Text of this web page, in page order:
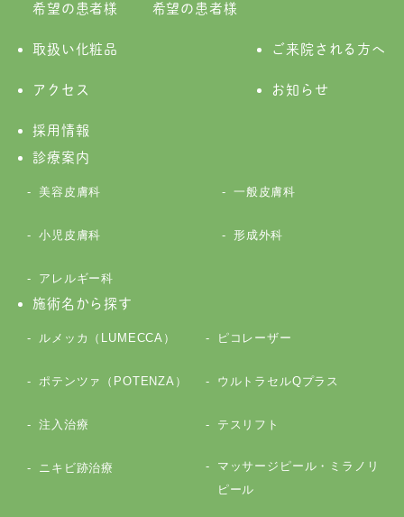
希望の患者様
希望の患者様
取扱い化粧品 ご来院される方へ
アクセス お知らせ
採用情報
診療案内
美容皮膚科 一般皮膚科
小児皮膚科 形成外科
アレルギー科
施術名から探す
ルメッカ（LUMECCA） ピコレーザー
ポテンツァ（POTENZA） ウルトラセルQプラス
注入治療 テスリフト
ニキビ跡治療
マッサージピール・ミラノリ
ピール